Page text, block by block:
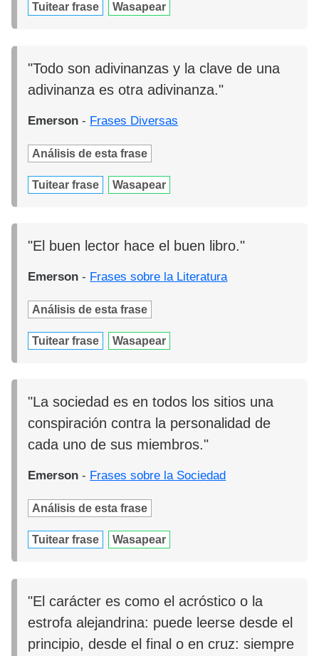
Tuitear frase Wasapear
"Todo son adivinanzas y la clave de una
adivinanza es otra adivinanza."
Emerson - Frases Diversas
Análisis de esta frase
Tuitear frase Wasapear
"El buen lector hace el buen libro."
Emerson - Frases sobre la Literatura
Análisis de esta frase
Tuitear frase Wasapear
"La sociedad es en todos los sitios una
conspiración contra la personalidad de
cada uno de sus miembros."
Emerson - Frases sobre la Sociedad
Análisis de esta frase
Tuitear frase Wasapear
"El carácter es como el acróstico o la
estrofa alejandrina: puede leerse desde el
principio, desde el final o en cruz: siempre